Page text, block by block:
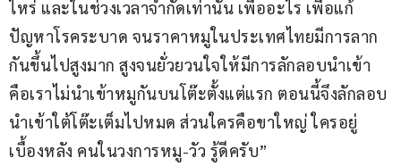
ไหร่ และในช่วงเวลาจำกัดเท่านั้น เพื่ออะไร เพื่อแก้
ปัญหาโรคระบาด จนราคาหมูในประเทศไทยมีการลาก
กันขึ้นไปสูงมาก สูงจนยั่วยวนใจให้มีการลักลอบนำเข้า
คือเราไม่นำเข้าหมูกันบนโต๊ะตั้งแต่แรก ตอนนี้จึงลักลอบ
นำเข้าใต้โต๊ะเต็มไปหมด ส่วนใครคือขาใหญ่ ใครอยู่
เบื้องหลัง คนในวงการหมู-วัว รู้ดีครับ”